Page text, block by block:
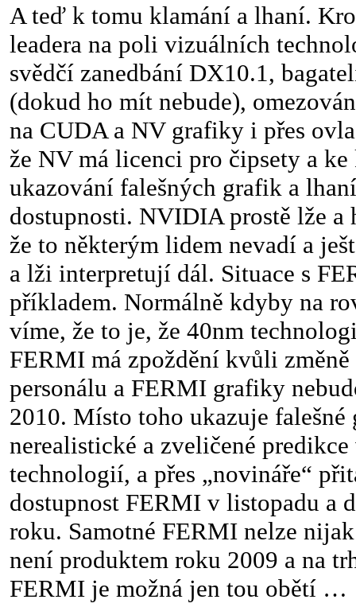
A teď k tomu klamání a lhaní.
leadera na poli vizuálních
svědčí zanedbání DX10.1,
(dokud ho mít nebude),
na CUDA a NV grafiky i přes
že NV má licenci pro čipsety a
ukazování falešných grafik a
dostupnosti. NVIDIA prostě lže a
že to některým lidem nevadí a
a lži interpretují dál. Situace s
příkladem. Normálně kdyby na
víme, že to je, že 40nm
FERMI má zpoždění kvůli změně
personálu a FERMI grafiky
2010. Místo toho ukazuje falešné
nerealistické a zveličené
technologií, a přes „novináře“
dostupnost FERMI v listopadu a
roku. Samotné FERMI nelze
není produktem roku 2009 a na
FERMI je možná jen tou obětí …